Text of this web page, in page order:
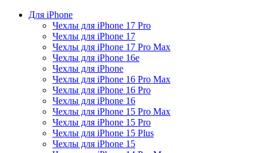
Для iPhone
Чехлы для iPhone 17 Pro
Чехлы для iPhone 17
Чехлы для iPhone 17 Pro Max
Чехлы для iPhone 16e
Чехлы для iPhone
Чехлы для iPhone 16 Pro Max
Чехлы для iPhone 16 Pro
Чехлы для iPhone 16
Чехлы для iPhone 15 Pro Max
Чехлы для iPhone 15 Pro
Чехлы для iPhone 15 Plus
Чехлы для iPhone 15